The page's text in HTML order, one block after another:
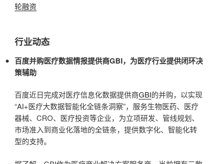
轮融资
行业动态
百度并购医疗数据情报提供商GBI，为医疗行业提供闭环决
策辅助
百度近日完成对医疗信息化数据提供商GBI的并购，以实现
“AI+医疗大数据智能化全链条洞察”，服务生物医药、医疗
器械、CRO、医疗投资等企业，为立项研发、管线规划、
市场准入到商业化落地的全链条，提供数字化、智能化转
型的支持。